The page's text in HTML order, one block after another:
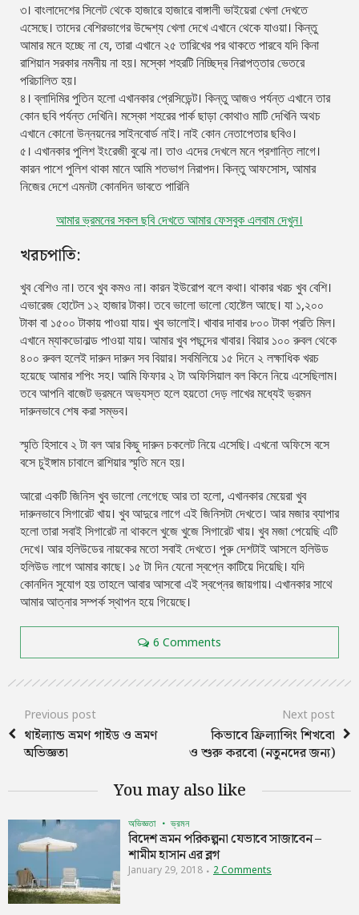
৩। বাংলাদেশের সিলেট থেকে হাজারে হাজারে বাঙ্গালী ভাইয়েরা খেলা দেখতে
এসেছে। তাদের বেশিরভাগের উদ্দেশ্য খেলা দেখে এখানে থেকে যাওয়া। কিন্তু
আমার মনে হচ্ছে না যে, তারা এখানে ২৫ তারিখের পর থাকতে পারবে যদি কিনা
রাশিয়ান সরকার নমনীয় না হয়। মস্কো শহরটি নিচ্ছিদ্র নিরাপত্তার ভেতরে
পরিচালিত হয়।
৪। ব্লাদিমির পুতিন হলো এখানকার প্রেসিডেন্ট। কিন্তু আজও পর্যন্ত এখানে তার
কোন ছবি পর্যন্ত দেখিনি। মস্কো শহরের পার্ক ছাড়া কোথাও মাটি দেখিনি অথচ
এখানে কোনো উন্নয়নের সাইনবোর্ড নাই। নাই কোন নেতাপেতার ছবিও।
৫। এখানকার পুলিশ ইংরেজী বুঝে না। তাও এদের দেখলে মনে প্রশান্তি লাগে।
কারন পাশে পুলিশ থাকা মানে আমি শতভাগ নিরাপদ। কিন্তু আফসোস, আমার
নিজের দেশে এমনটা কোনদিন ভাবতে পারিনি
আমার ভ্রমনের সকল ছবি দেখতে আমার ফেসবুক এলবাম দেখুন।
খরচপাতি:
খুব বেশিও না। তবে খুব কমও না। কারন ইউরোপ বলে কথা। থাকার খরচ খুব বেশি।
এভারেজ হোটেল ১২ হাজার টাকা। তবে ভালো ভালো হোষ্টেল আছে। যা ১,২০০
টাকা বা ১৫০০ টাকায় পাওয়া যায়। খুব ভালোই। খাবার দাবার ৮০০ টাকা প্রতি মিল।
এখানে ম্যাকডোনাল্ড পাওয়া যায়। আমার খুব পছন্দের খাবার। বিয়ার ১০০ রুবল থেকে
৪০০ রুবল হলেই দারুন দারুন সব বিয়ার। সবমিলিয়ে ১৫ দিনে ২ লক্ষাধিক খরচ
হয়েছে আমার শপিং সহ। আমি ফিফার ২ টা অফিসিয়াল বল কিনে নিয়ে এসেছিলাম।
তবে আপনি বাজেট ভ্রমনে অভ্যস্ত হলে হয়তো দেড় লাখের মধ্যেই ভ্রমন
দারুনভাবে শেষ করা সম্ভব।
স্মৃতি হিসাবে ২ টা বল আর কিছু দারুন চকলেট নিয়ে এসেছি। এখনো অফিসে বসে
বসে চুইঙ্গাম চাবালে রাশিয়ার স্মৃতি মনে হয়।
আরো একটি জিনিস খুব ভালো লেগেছে আর তা হলো, এখানকার মেয়েরা খুব
দারুনভাবে সিগারেট খায়। খুব আদুরে লাগে এই জিনিসটা দেখতে। আর মজার ব্যাপার
হলো তারা সবাই সিগারেট না থাকলে খুজে খুজে সিগারেট খায়। খুব মজা পেয়েছি এটি
দেখে। আর হলিউডের নায়কের মতো সবাই দেখতে। পুরু দেশটাই আসলে হলিউড
হলিউড লাগে আমার কাছে। ১৫ টা দিন যেনো স্বপ্নে কাটিয়ে দিয়েছি। যদি
কোনদিন সুযোগ হয় তাহলে আবার আসবো এই স্বপ্নের জায়গায়। এখানকার সাথে
আমার আত্নার সম্পর্ক স্থাপন হয়ে গিয়েছে।
6 Comments
Previous post
থাইল্যান্ড ভ্রমণ গাইড ও ভ্রমণ
অভিজ্ঞতা
Next post
কিভাবে ফ্রিল্যান্সিং শিখবো
ও শুরু করবো (নতুনদের জন্য)
You may also like
অভিজ্ঞতা ভ্রমন
বিদেশ ভ্রমন পরিকল্পনা যেভাবে সাজাবেন –
শামীম হাসান এর ব্লগ
January 29, 2018 2 Comments